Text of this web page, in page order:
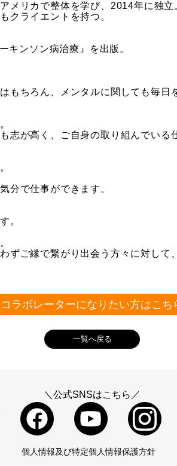
メリカで整体を学び、2014年に独立
クライエントを持つ。
キンソン病治療』を出版。
もちろん、メンタルに関しても毎日
志が高く、ご自身の取り組んでい
分で仕事ができます。
。
ずご縁で繋がり出会う方々に対し
コラボレーターになりたい方はこち
一覧へ戻る
＼公式SNSはこちら／
個人情報及び特定個人情報保護方針